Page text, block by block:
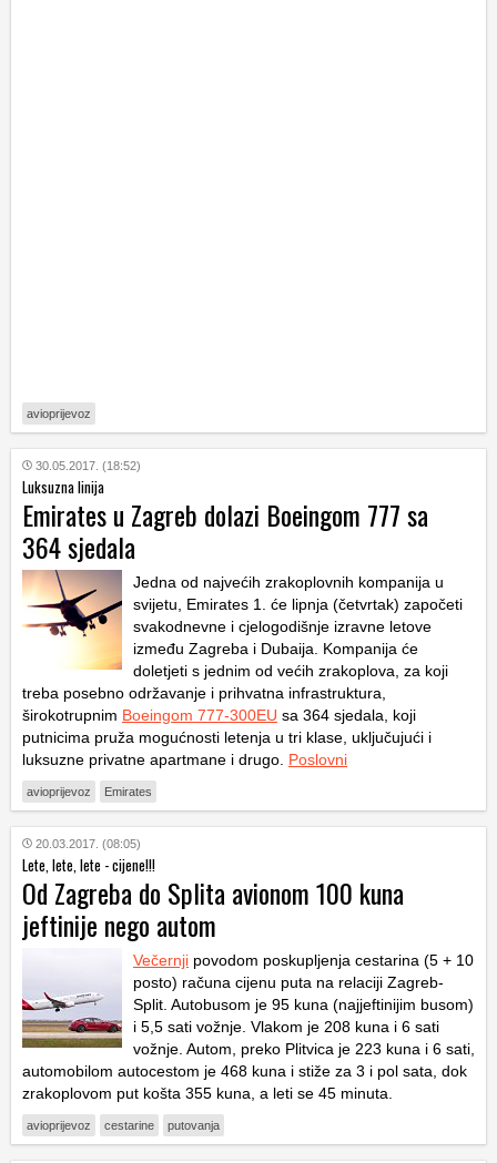
avioprijevoz
30.05.2017. (18:52)
Luksuzna linija
Emirates u Zagreb dolazi Boeingom 777 sa
364 sjedala
Jedna od najvećih zrakoplovnih kompanija u
svijetu, Emirates 1. će lipnja (četvrtak) započeti
svakodnevne i cjelogodišnje izravne letove
između Zagreba i Dubaija. Kompanija će
doletjeti s jednim od većih zrakoplova, za koji
treba posebno održavanje i prihvatna infrastruktura,
širokotrupnim Boeingom 777-300EU sa 364 sjedala, koji
putnicima pruža mogućnosti letenja u tri klase, uključujući i
luksuzne privatne apartmane i drugo. Poslovni
avioprijevoz Emirates
20.03.2017. (08:05)
Lete, lete, lete - cijene!!!
Od Zagreba do Splita avionom 100 kuna
jeftinije nego autom
Večernji povodom poskupljenja cestarina (5 + 10
posto) računa cijenu puta na relaciji Zagreb-
Split. Autobusom je 95 kuna (najjeftinijim busom)
i 5,5 sati vožnje. Vlakom je 208 kuna i 6 sati
vožnje. Autom, preko Plitvica je 223 kuna i 6 sati,
automobilom autocestom je 468 kuna i stiže za 3 i pol sata, dok
zrakoplovom put košta 355 kuna, a leti se 45 minuta.
avioprijevoz cestarine putovanja